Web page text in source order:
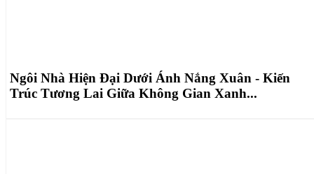
Ngôi Nhà Hiện Đại Dưới Ánh Nắng Xuân - Kiến
Trúc Tương Lai Giữa Không Gian Xanh...